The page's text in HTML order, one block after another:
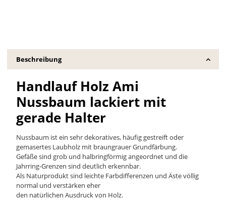
Beschreibung
Handlauf Holz Ami
Nussbaum lackiert mit
gerade Halter
Nussbaum ist ein sehr dekoratives, häufig gestreift oder
gemasertes Laubholz mit braungrauer Grundfärbung.
Gefäße sind grob und halbringförmig angeordnet und die
Jahrring-Grenzen sind deutlich erkennbar.
Als Naturprodukt sind leichte Farbdifferenzen und Äste völlig
normal und verstärken eher
den natürlichen Ausdruck von Holz.